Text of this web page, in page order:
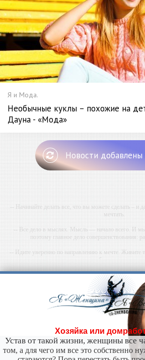
Я и Мода.
Необычные куклы – похожие на
Дауна - «Мода»
Новости добавлены
-- Начинайте делать все, что вы можете сделать – и
мечтать.
-- Все дело в мыслях. Мысль — начало всего. И
поэтому главное дело совершенствования:
-- Идите уверенно по направлению к мечте.
-- Самое большое богатство — это ум. Самая
страхов самый пугающий —
-- Лучшее, что можно сделать с хорошим советом,
никогда не бывает полезен никому,
-- Люблю давать советы и очень не
Хозяйка или
Устав от такой жизни, женщины все
том, а для чего им все это собственно